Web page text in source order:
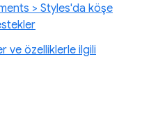
> Styles'da köşe
ve özelliklerle ilgili